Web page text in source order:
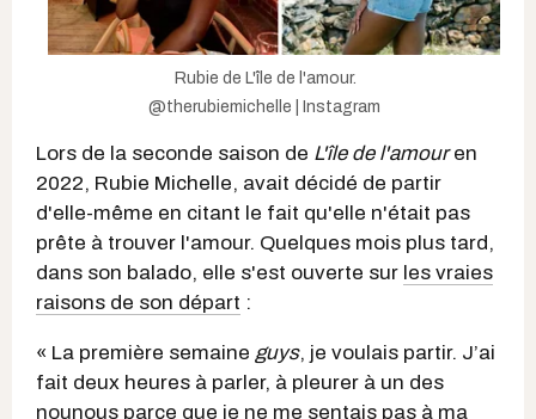
Rubie de L'île de l'amour.
@therubiemichelle | Instagram
Lors de la seconde saison de L'île de l'amouren
2022, Rubie Michelle, avait décidé de partir
d'elle-même en citant le fait qu'elle n'était pas
prête à trouver l'amour. Quelques mois plus tard,
dans son balado, elle s'est ouverte sur les vraies
raisons de son départ :
« La première semaine guys, je voulais partir. J’ai
fait deux heures à parler, à pleurer à un des
nounous parce que je ne me sentais pas à ma